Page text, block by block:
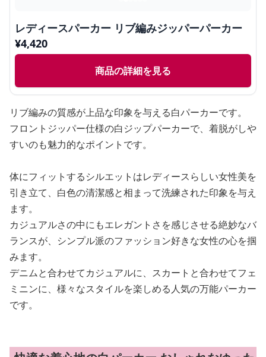
レディースパーカー リブ編みジッパーパーカー
¥4,420
商品の詳細を見る
リブ編みの質感が上品な印象を与える白パーカーです。
フロントジッパー仕様の白ジップパーカーで、着脱がしや
すいのも魅力的なポイントです。
体にフィットするシルエットはレディースらしい女性美を
引き立て、白色の清潔感と相まって洗練された印象を与え
ます。
カジュアルさの中にもエレガントさを感じさせる絶妙なバ
ランスが、シンプル派のファッション好きな女性の心を掴
みます。
デニムと合わせてカジュアルに、スカートと合わせてフェ
ミニンに、様々なスタイルを楽しめる人気の万能パーカー
です。